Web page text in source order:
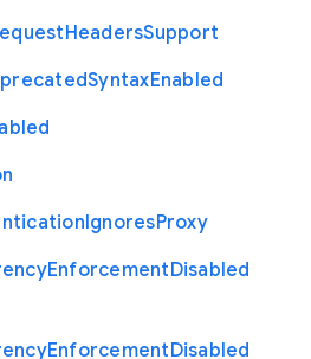
HeadersSupport
SyntaxEnabled
IgnoresProxy
EnforcementDisabled
EnforcementDisabled